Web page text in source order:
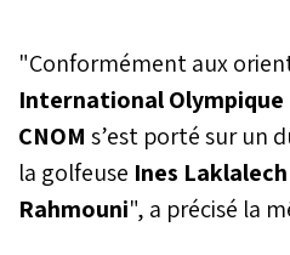
"Conformément aux
International Olympique
CNOM s’est porté sur un
la golfeuse Ines Laklalech
Rahmouni", a précisé la